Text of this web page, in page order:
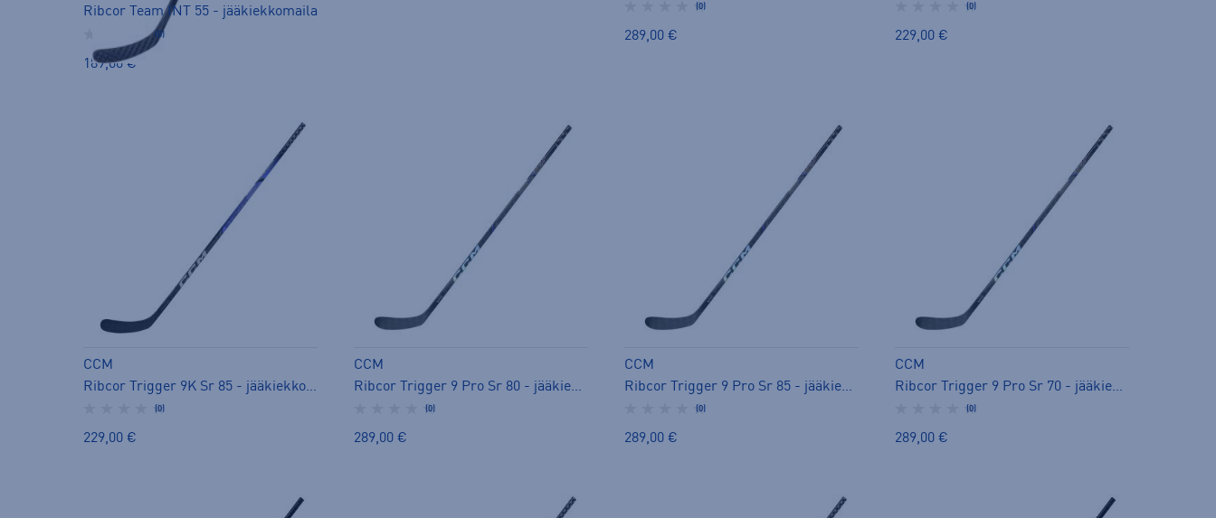
Ribcor Team INT 55 - jääkiekkomaila
(0)
189,00 €
(0)
289,00 €
(0)
229,00 €
CCM
Ribcor Trigger 9K Sr 85 - jääkiekkomaila
(0)
229,00 €
CCM
Ribcor Trigger 9 Pro Sr 80 - jääkiekkomaila
(0)
289,00 €
CCM
Ribcor Trigger 9 Pro Sr 85 - jääkiekkomaila
(0)
289,00 €
CCM
Ribcor Trigger 9 Pro Sr 70 - jääkiekkomaila
(0)
289,00 €